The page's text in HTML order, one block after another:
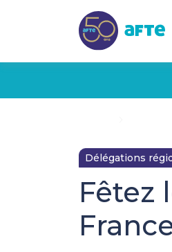
Délégations
Fêtez